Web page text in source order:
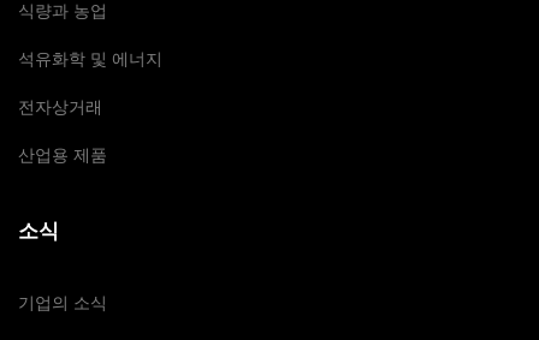
식량과 농업
석유화학 및 에너지
전자상거래
산업용 제품
소식
기업의 소식